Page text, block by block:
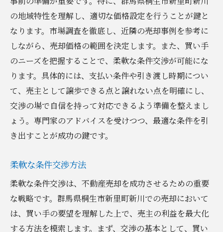
の地域特性を理解し、適切な価格設定を行うことが鍵と
なります。市場調査を徹底し、近隣の売却事例を参考に
しながら、売却価格の範囲を決定します。また、買い手
のニーズを把握することで、柔軟な条件交渉が可能にな
ります。具体的には、支払い条件や引き渡し時期につい
て、売主として譲歩できる点と譲れない点を明確にし、
交渉の場で自信を持って対応できるよう準備を整えまし
ょう。専門家のアドバイスを受けつつ、最適な条件を引
き出すことが成功の鍵です。
柔軟な条件交渉方法
柔軟な条件交渉は、不動産売却を成功させるための重要
な戦略です。群馬県桐生市新里町新川での売却において
は、買い手の要望を理解した上で、売主の利益を最大化
する方法を模索します。まず、交渉の基本として、買い